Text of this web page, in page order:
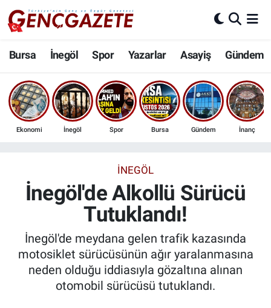
Bursa İnegöl Spor Yazarlar Asayiş Gündem
Ekonomi İnegöl Spor Bursa Gündem İnanç
İNEGÖL
İnegöl'de Alkollü Sürücü
Tutuklandı!
İnegöl'de meydana gelen trafik kazasında
motosiklet sürücüsünün ağır yaralanmasına
neden olduğu iddiasıyla gözaltına alınan
otomobil sürücüsü tutuklandı.
Bursa
İnegöl
3.SAYFA
Ekonomi
Güncel
İnanç
Kadın & Aile
Nöbetçi Eczaneler
Hava Durumu
Trafik Durumu
Son Dakika Haberleri
Haber Arşivi